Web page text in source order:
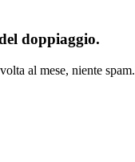
doppiaggio.
al mese, niente spam.